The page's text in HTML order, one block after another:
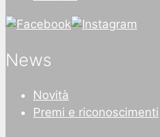
News
Novità
Premi e riconoscimenti